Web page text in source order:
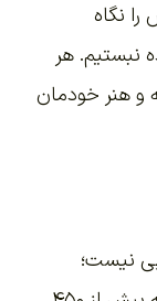
نگاه
نبستیم. هر
و هنر خودمان
نیست؛